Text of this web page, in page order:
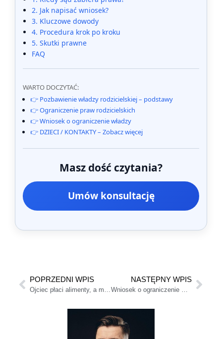
2. Jak napisać wniosek?
3. Kluczowe dowody
4. Procedura krok po kroku
5. Skutki prawne
FAQ
WARTO DOCZYTAĆ:
👉 Pozbawienie władzy rodzicielskiej – podstawy
👉 Ograniczenie praw rodzicielskich
👉 Wniosek o ograniczenie władzy
👉 DZIECI / KONTAKTY – Zobacz więcej
Masz dość czytania?
Umów konsultację
POPRZEDNI WPIS
Ojciec płaci alimenty, a matka jakie ma obowiązki?
NASTĘPNY WPIS
Wniosek o ograniczenie władzy rodzicielskiej